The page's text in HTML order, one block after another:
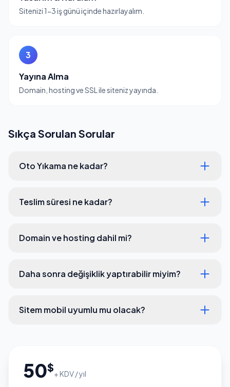
Sitenizi 1-3 iş günü içinde hazırlayalım.
3
Yayına Alma
Domain, hosting ve SSL ile siteniz yayında.
Sıkça Sorulan Sorular
Oto Yıkama ne kadar?
Teslim süresi ne kadar?
Domain ve hosting dahil mi?
Daha sonra değişiklik yaptırabilir miyim?
Sitem mobil uyumlu mu olacak?
50$+ KDV / yıl